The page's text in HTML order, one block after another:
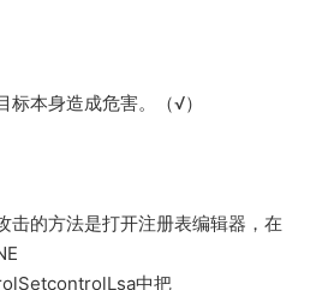
本身造成危害。（√）
击的方法是打开注册表编辑器，在
中把